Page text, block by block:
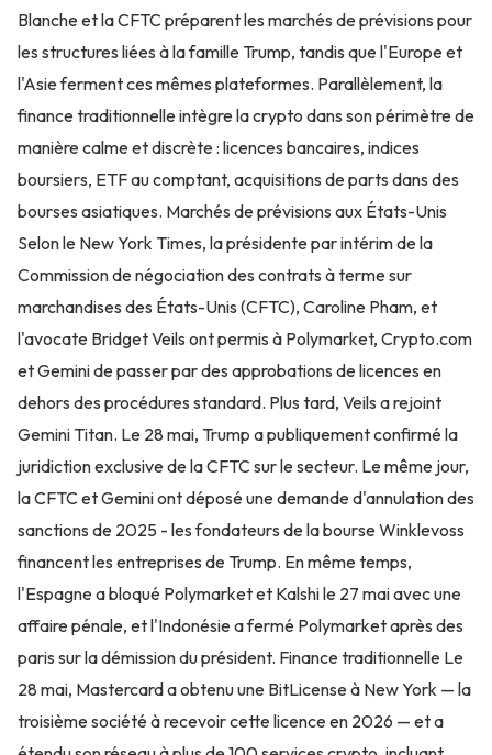
Blanche et la CFTC préparent les marchés de prévisions pour
les structures liées à la famille Trump, tandis que l'Europe et
l'Asie ferment ces mêmes plateformes. Parallèlement, la
finance traditionnelle intègre la crypto dans son périmètre de
manière calme et discrète : licences bancaires, indices
boursiers, ETF au comptant, acquisitions de parts dans des
bourses asiatiques. Marchés de prévisions aux États-Unis
Selon le New York Times, la présidente par intérim de la
Commission de négociation des contrats à terme sur
marchandises des États-Unis (CFTC), Caroline Pham, et
l'avocate Bridget Veils ont permis à Polymarket, Crypto.com
et Gemini de passer par des approbations de licences en
dehors des procédures standard. Plus tard, Veils a rejoint
Gemini Titan. Le 28 mai, Trump a publiquement confirmé la
juridiction exclusive de la CFTC sur le secteur. Le même jour,
la CFTC et Gemini ont déposé une demande d'annulation des
sanctions de 2025 - les fondateurs de la bourse Winklevoss
financent les entreprises de Trump. En même temps,
l'Espagne a bloqué Polymarket et Kalshi le 27 mai avec une
affaire pénale, et l'Indonésie a fermé Polymarket après des
paris sur la démission du président. Finance traditionnelle Le
28 mai, Mastercard a obtenu une BitLicense à New York — la
troisième société à recevoir cette licence en 2026 — et a